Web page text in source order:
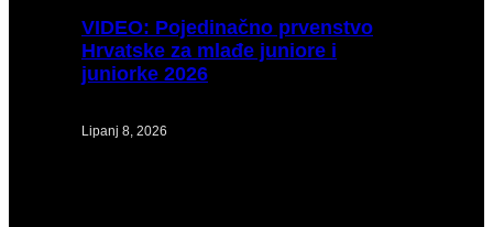
VIDEO: Pojedinačno prvenstvo
Hrvatske za mlađe juniore i
juniorke 2026
Lipanj 8, 2026